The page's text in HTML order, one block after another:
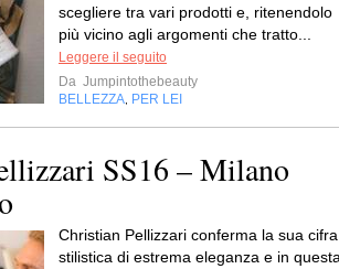
scegliere tra vari prodotti e, ritenendolo
più vicino agli argomenti che tratto...
Leggere il seguito
Da Jumpintothebeauty
BELLEZZA PER LEI
SS16 – Milano
Christian Pellizzari conferma la sua cifra
stilistica di estrema eleganza e in